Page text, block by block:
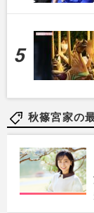
秋篠宮家の